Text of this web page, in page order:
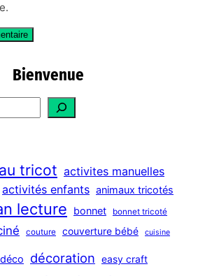
Bienvenue
tricot activites manuelles
activités enfants animaux tricotés
lecture bonnet bonnet tricoté
couture couverture bébé cuisine
déco décoration easy craft